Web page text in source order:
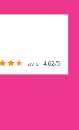
avis 4.62/5